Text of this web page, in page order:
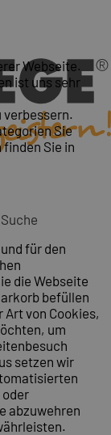
Suche
Webseite.
ist uns sehr
Sie
Sie in
für den
die Webseite
befüllen
von Cookies,
um
setzen wir
abzuwehren